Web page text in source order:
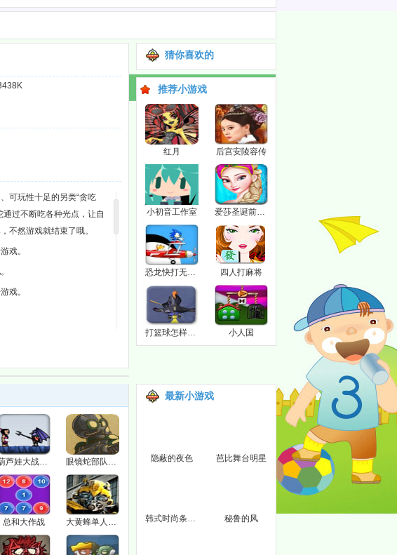
可玩性十足的另类“贪吃
过不断吃各种光点，让自
不然游戏就结束了哦。
戏。
戏。
猜你喜欢的
推荐小游戏
红月 后宫安陵容传
小初音工作室 爱莎圣诞前的准备
恐龙快打无敌版 四人打麻将
打篮球怎样练习左手运球 小人国
葫芦娃大战蛇蝎 眼镜蛇部队大战坦克兵团
总和大作战 大黄蜂单人作战
最新小游戏
隐蔽的夜色 芭比舞台明星
韩式时尚条纹服饰 秘鲁的风